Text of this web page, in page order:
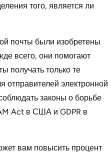
того, является ли
почты были изобретены
всего, они помогают
получать только те
отправителей электронной
законы о борьбе
Act в США и GDPR в
вам повысить процент